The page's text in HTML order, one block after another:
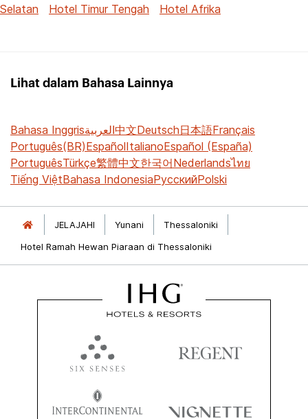
Selatan
Hotel Timur Tengah Hotel Afrika
Lihat dalam Bahasa Lainnya
Bahasa Inggrisالعربية中文Deutsch日本語Français
Português(BR)EspañolItalianoEspañol (España)
PortuguêsTürkçe繁體中文한국어Nederlandsไทย
Tiếng ViệtBahasa IndonesiaРусскийPolski
JELAJAHI Yunani
Thessaloniki
Hotel Ramah Hewan Piaraan di Thessaloniki